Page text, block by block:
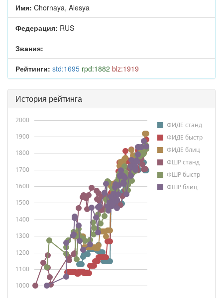
Имя: Chornaya, Alesya
Федерация: RUS
Звания:
Рейтинги: std:1695 rpd:1882 blz:1919
История рейтинга
ФИДЕ станд
ФИДЕ быстр
ФИДЕ блиц
ФШР станд
ФШР быстр
ФШР блиц
1000
1100
1200
1300
1400
1500
1600
1700
1800
1900
2000